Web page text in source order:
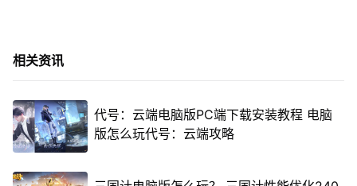
相关资讯
代号：云端电脑版PC端下载安装教程 电脑
版怎么玩代号：云端攻略